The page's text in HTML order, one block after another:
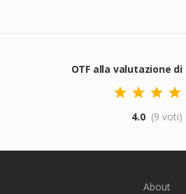
OTF alla valutazione di
4.0 (9 voti)
About